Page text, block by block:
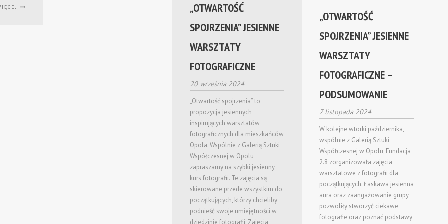
„OTWARTOŚĆ
SPOJRZENIA” JESIENNE
WARSZTATY
FOTOGRAFICZNE –
PODSUMOWANIE
7 listopada 2024
W kolejne wtorki października,
wspólnie z Galerią Sztuki
Współczesnej w Opolu, Fundacja
2.8 zorganizowała zajęcia
warsztatowe z fotografii dla
początkujących. Łaskawa jesienna
aura oraz zaangażowanie grupy
pozwoliły stworzyć ciekawe
fotografie oraz poznać podstawy
„OTWARTOŚĆ
SPOJRZENIA” JESIENNE
WARSZTATY
FOTOGRAFICZNE
20 września 2024
„Otwartość spojrzenia” to
propozycja jesiennych
inspirujących warsztatów
fotograficznych dla mieszkańców
Opola. Wspólnie z Galerią Sztuki
Współczesnej w Opolu
zapraszamy na szybki jesienny
kurs fotografii. Te zajęcia są
skierowane przede wszystkim do
początkujących, którzy chcieliby
podnieść swoje umiejętności w
dziedzinie fotografii. Zajęcia